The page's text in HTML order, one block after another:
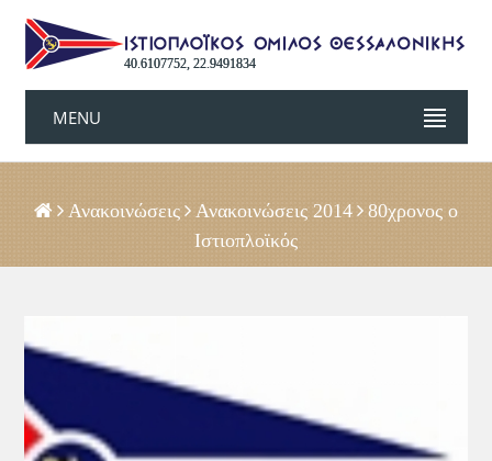
40.6107752, 22.9491834
MENU
Ανακοινώσεις Ανακοινώσεις 2014
80χρονος ο
Ιστιοπλοϊκός